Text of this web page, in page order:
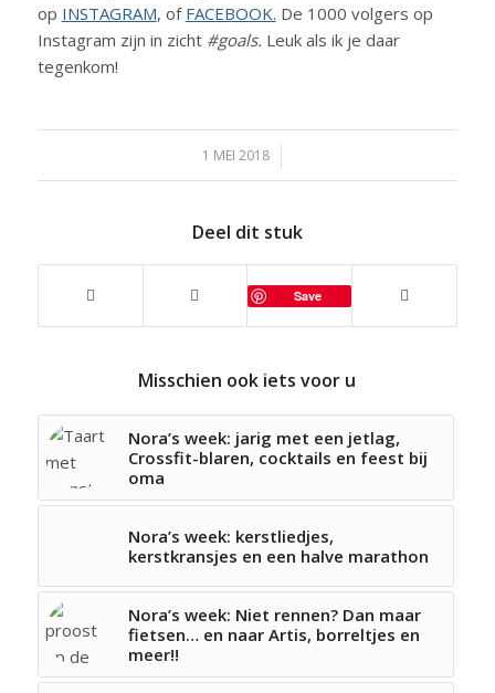
op INSTAGRAM, of FACEBOOK. De 1000 volgers op
Instagram zijn in zicht #goals. Leuk als ik je daar
tegenkom!
1 MEI 2018
/
Deel dit stuk
Save
Misschien ook iets voor u
Nora’s week: jarig met een jetlag,
Crossfit-blaren, cocktails en feest bij
oma
Nora’s week: kerstliedjes,
kerstkransjes en een halve marathon
Nora’s week: Niet rennen? Dan maar
fietsen… en naar Artis, borreltjes en
meer!!